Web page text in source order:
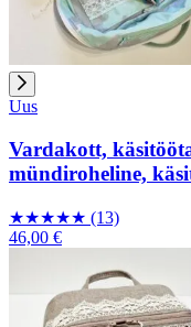
Uus
Vardakott,
mündiroheline,
★★★★★ (13)
46,00 €